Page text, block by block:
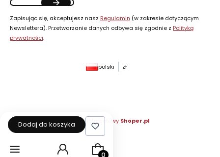
Zapisując się, akceptujesz nasz Regulamin (w zakresie dotyczącym
Newslettera). Przetwarzanie danych odbywa się zgodnie z Polityką
prywatności.
polski zł
Sklep internetowy Shoper.pl
Dodaj do koszyka
Produkty w koszyku: 0. Zobacz